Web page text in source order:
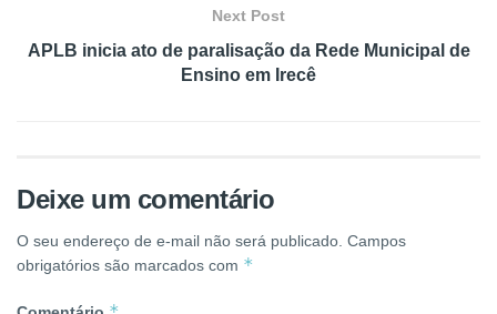
Next Post
APLB inicia ato de paralisação da Rede Municipal de
Ensino em Irecê
Deixe um comentário
O seu endereço de e-mail não será publicado. Campos
obrigatórios são marcados com *